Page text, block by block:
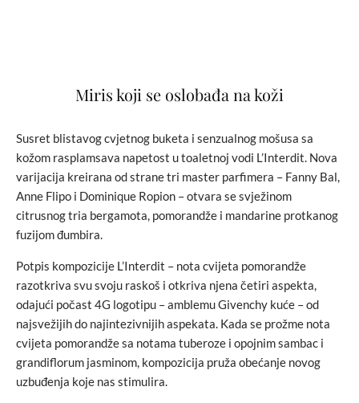
Miris koji se oslobađa na koži
Susret blistavog cvjetnog buketa i senzualnog mošusa sa
kožom rasplamsava napetost u toaletnoj vodi L’Interdit. Nova
varijacija kreirana od strane tri master parfimera – Fanny Bal,
Anne Flipo i Dominique Ropion – otvara se svježinom
citrusnog tria bergamota, pomorandže i mandarine protkanog
fuzijom đumbira.
Potpis kompozicije L’Interdit – nota cvijeta pomorandže
razotkriva svu svoju raskoš i otkriva njena četiri aspekta,
odajući počast 4G logotipu – amblemu Givenchy kuće – od
najsvežijih do najintezivnijih aspekata. Kada se prožme nota
cvijeta pomorandže sa notama tuberoze i opojnim sambac i
grandiflorum jasminom, kompozicija pruža obećanje novog
uzbuđenja koje nas stimulira.